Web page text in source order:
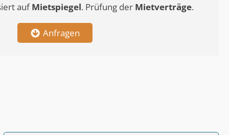
aufMietspiegel. Prüfung der Mietverträge.
Anfragen